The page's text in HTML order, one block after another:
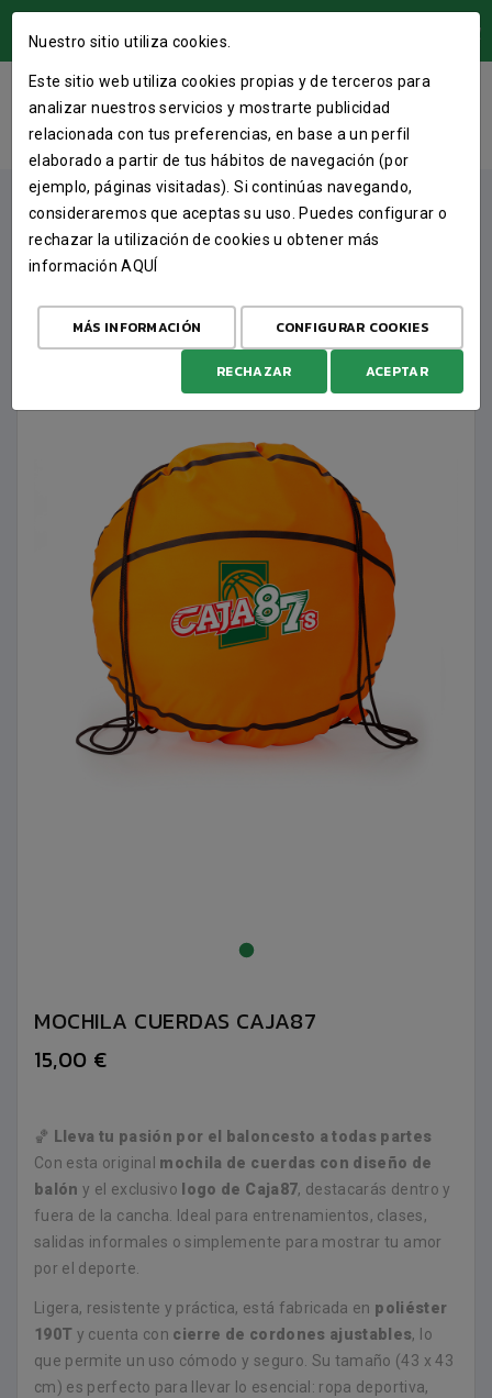
MOCHILA CUERDAS CAJA87
INICIO TIENDA MERCH MOCHILA CUERDAS CAJA87
MOCHILA CUERDAS CAJA87
15,00 €
🏀 Lleva tu pasión por el baloncesto a todas partes
Con esta original mochila de cuerdas con diseño de
balón y el exclusivo logo de Caja87, destacarás dentro y
fuera de la cancha. Ideal para entrenamientos, clases,
salidas informales o simplemente para mostrar tu amor
por el deporte.
Ligera, resistente y práctica, está fabricada en poliéster
190T y cuenta con cierre de cordones ajustables, lo
que permite un uso cómodo y seguro. Su tamaño (43 x 43
cm) es perfecto para llevar lo esencial: ropa deportiva,
Nuestro sitio utiliza cookies.
Este sitio web utiliza cookies propias y de terceros para
analizar nuestros servicios y mostrarte publicidad
relacionada con tus preferencias, en base a un perfil
elaborado a partir de tus hábitos de navegación (por
ejemplo, páginas visitadas). Si continúas navegando,
consideraremos que aceptas su uso. Puedes configurar o
rechazar la utilización de cookies u obtener más
informaciónAQUÍ
MÁS INFORMACIÓN CONFIGURAR COOKIES
RECHAZAR ACEPTAR